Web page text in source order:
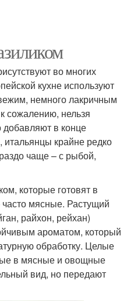
во многих
кухне используют
немного лакричным
сожалению, нельзя
добавляют в конце
итальянцы крайне редко
чаще – с рыбой,
которые готовят в
мясные. Растущий
райхон, рейхан)
ароматом, который
обработку. Целые
в мясные и овощные
вид, но передают